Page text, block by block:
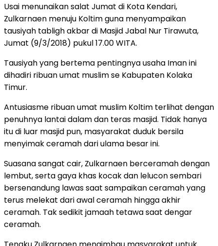
Usai menunaikan salat Jumat di Kota Kendari,
Zulkarnaen menuju Koltim guna menyampaikan
tausiyah tabligh akbar di Masjid Jabal Nur Tirawuta,
Jumat (9/3/2018) pukul 17.00 WITA.
Tausiyah yang bertema pentingnya usaha Iman ini
dihadiri ribuan umat muslim se Kabupaten Kolaka
Timur.
Antusiasme ribuan umat muslim Koltim terlihat dengan
penuhnya lantai dalam dan teras masjid. Tidak hanya
itu di luar masjid pun, masyarakat duduk bersila
menyimak ceramah dari ulama besar ini.
Suasana sangat cair, Zulkarnaen berceramah dengan
lembut, serta gaya khas kocak dan lelucon sembari
bersenandung lawas saat sampaikan ceramah yang
terus melekat dari awal ceramah hingga akhir
ceramah. Tak sedikit jamaah tetawa saat dengar
ceramah.